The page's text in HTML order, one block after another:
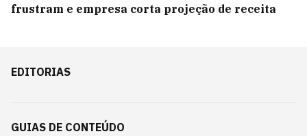
frustram e empresa corta projeção de receita
EDITORIAS
GUIAS DE CONTEÚDO